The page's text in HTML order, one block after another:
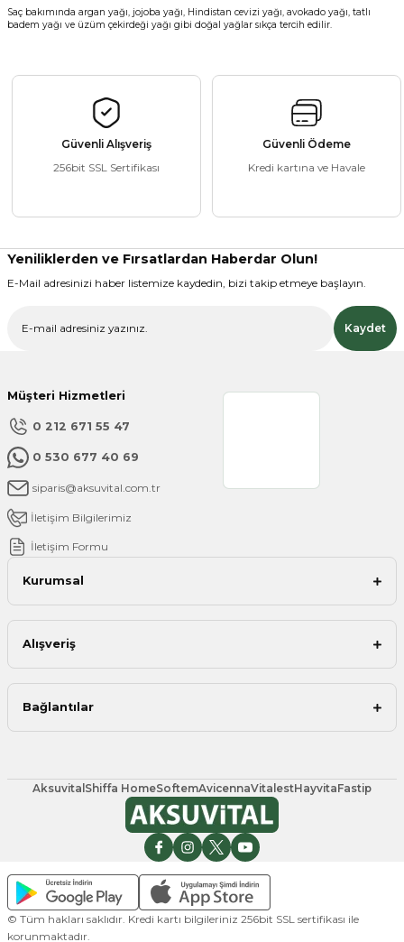
Saç bakımında argan yağı, jojoba yağı, Hindistan cevizi yağı, avokado yağı, tatlı
badem yağı ve üzüm çekirdeği yağı gibi doğal yağlar sıkça tercih edilir.
Güvenli Alışveriş
256bit SSL Sertifikası
Güvenli Ödeme
Kredi kartına ve Havale
Yeniliklerden ve Fırsatlardan Haberdar Olun!
E-Mail adresinizi haber listemize kaydedin, bizi takip etmeye başlayın.
Kaydet
Müşteri Hizmetleri
0 212 671 55 47
0 530 677 40 69
siparis@aksuvital.com.tr
İletişim Bilgilerimiz
İletişim Formu
Kurumsal
Alışveriş
Bağlantılar
Aksuvital Shiffa HomeSoftemAvicennaVitalestHayvitaFastip
© Tüm hakları saklıdır. Kredi kartı bilgileriniz 256bit SSL sertifikası ile
korunmaktadır.